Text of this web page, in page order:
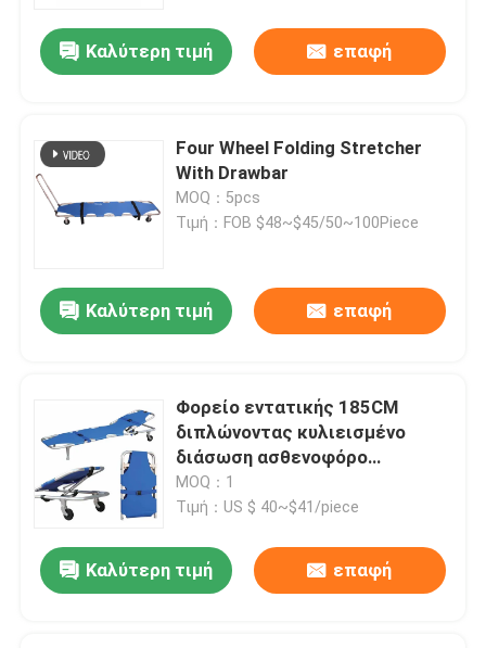
Καλύτερη τιμή επαφή
Four Wheel Folding Stretcher
With Drawbar
MOQ：5pcs
Τιμή：FOB $48~$45/50~100Piece
Καλύτερη τιμή επαφή
Φορείο εντατικής 185CM
διπλώνοντας κυλιεισμένο
διάσωση ασθενοφόρο
νοσοκομείων 60 βαθμών
MOQ：1
Τιμή：US $ 40~$41/piece
Καλύτερη τιμή επαφή